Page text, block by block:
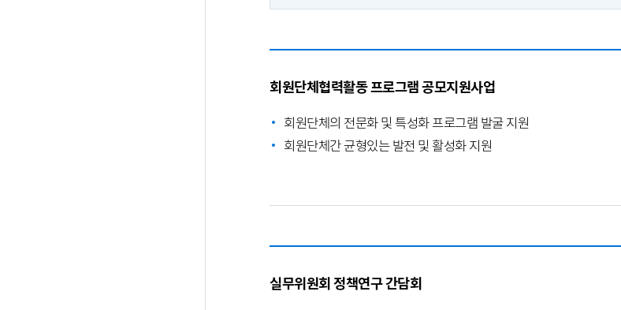
회원단체협력활동 프로그램 공모지원사업
회원단체의 전문화 및 특성화 프로그램 발굴 지원
회원단체간 균형있는 발전 및 활성화 지원
실무위원회 정책연구 간담회